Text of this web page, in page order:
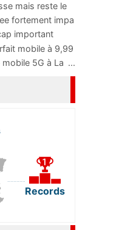
mais reste le
...
fortement impa
important
...
mobile à 9,99
5G à La ...
Records